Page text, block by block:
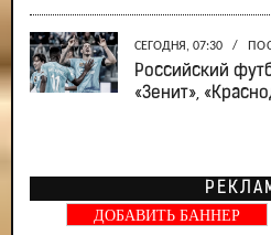
СЕГОДНЯ, 07:30 /
Российский
«Зенит»,
ДОБАВИТЬ БАННЕР